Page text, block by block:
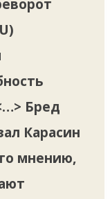
Бред
Карасин
мнению,